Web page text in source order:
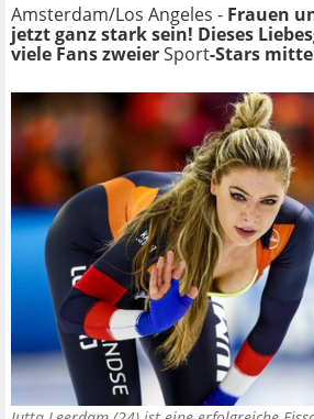
Amsterdam/Los Angeles - Frauen
jetzt ganz stark sein! Dieses
viele Fans zweierSport-Stars